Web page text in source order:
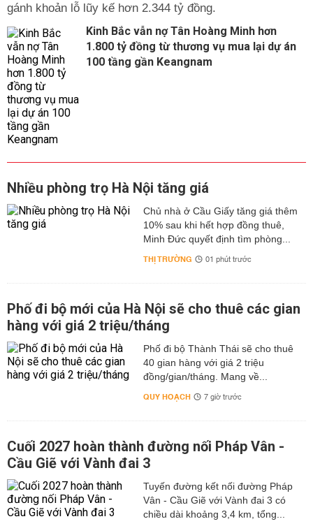
gánh khoản lỗ lũy kế hơn 2.344 tỷ đồng.
Kinh Bắc vẫn nợ Tân Hoàng Minh hơn
1.800 tỷ đồng từ thương vụ mua lại dự án
100 tầng gần Keangnam
Nhiều phòng trọ Hà Nội tăng giá
Chủ nhà ở Cầu Giấy tăng giá thêm
10% sau khi hết hợp đồng thuê,
Minh Đức quyết định tìm phòng...
THỊ TRƯỜNG 01 phút trước
Phố đi bộ mới của Hà Nội sẽ cho thuê các gian
hàng với giá 2 triệu/tháng
Phố đi bộ Thành Thái sẽ cho thuê
40 gian hàng với giá 2 triệu
đồng/gian/tháng. Mang về...
QUY HOẠCH 7 giờ trước
Cuối 2027 hoàn thành đường nối Pháp Vân -
Cầu Giẽ với Vành đai 3
Tuyến đường kết nối đường Pháp
Vân - Cầu Giẽ với Vành đai 3 có
chiều dài khoảng 3,4 km, tổng...